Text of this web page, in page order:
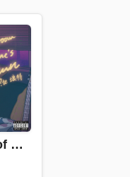
A Bedroom of One's Own 一個人的臥室